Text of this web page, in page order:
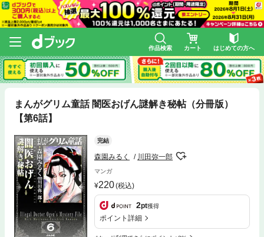
作品検索 カート はじめての方へ
まんがグリム童話 闇医おげん謎解き秘帖（分冊版）
【第6話】
完結
森園みるく 川田弥一郎
マンガ
220(税込)
2pt獲得
ポイント詳細